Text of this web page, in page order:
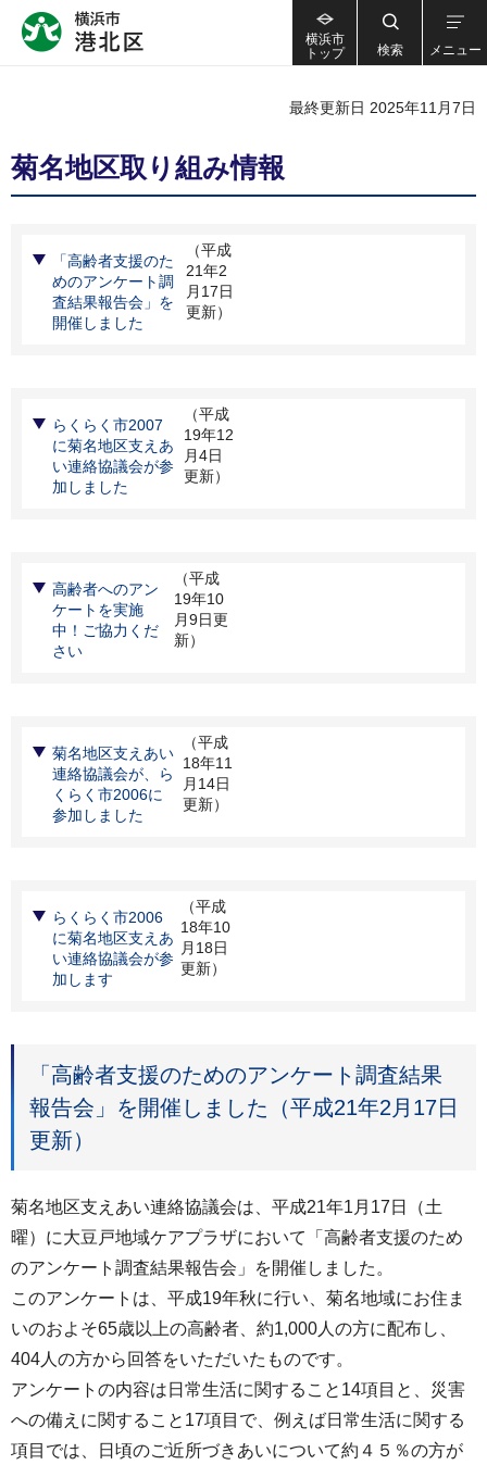
横浜市
トップ
検索 メニュー
最終更新日 2025年11月7日
菊名地区取り組み情報
「高齢者支援のた
めのアンケート調
査結果報告会」を
開催しました
（平成
21年2
月17日
更新）
らくらく市2007
に菊名地区支えあ
い連絡協議会が参
加しました
（平成
19年12
月4日
更新）
高齢者へのアン
ケートを実施
中！ご協力くだ
さい
（平成
19年10
月9日更
新）
菊名地区支えあい
連絡協議会が、ら
くらく市2006に
参加しました
（平成
18年11
月14日
更新）
らくらく市2006
に菊名地区支えあ
い連絡協議会が参
加します
（平成
18年10
月18日
更新）
「高齢者支援のためのアンケート調査結果
報告会」を開催しました（平成21年2月17日
更新）
菊名地区支えあい連絡協議会は、平成21年1月17日（土
曜）に大豆戸地域ケアプラザにおいて「高齢者支援のため
のアンケート調査結果報告会」を開催しました。
このアンケートは、平成19年秋に行い、菊名地域にお住ま
いのおよそ65歳以上の高齢者、約1,000人の方に配布し、
404人の方から回答をいただいたものです。
アンケートの内容は日常生活に関すること14項目と、災害
への備えに関すること17項目で、例えば日常生活に関する
項目では、日頃のご近所づきあいについて約４５％の方が